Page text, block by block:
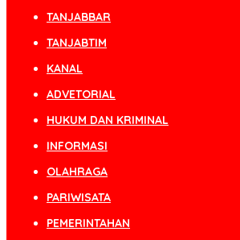
TANJABBAR
TANJABTIM
KANAL
ADVETORIAL
HUKUM DAN KRIMINAL
INFORMASI
OLAHRAGA
PARIWISATA
PEMERINTAHAN